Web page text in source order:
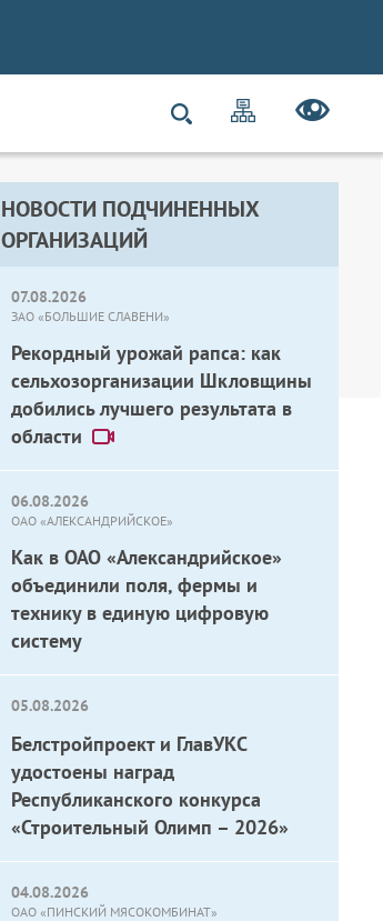
НОВОСТИ ПОДЧИНЕННЫХ
ОРГАНИЗАЦИЙ
07.08.2026
ЗАО «БОЛЬШИЕ СЛАВЕНИ»
Рекордный урожай рапса: как
сельхозорганизации Шкловщины
добились лучшего результата в
области
06.08.2026
ОАО «АЛЕКСАНДРИЙСКОЕ»
Как в ОАО «Александрийское»
объединили поля, фермы и
технику в единую цифровую
систему
05.08.2026
Белстройпроект и ГлавУКС
удостоены наград
Республиканского конкурса
«Строительный Олимп – 2026»
04.08.2026
ОАО «ПИНСКИЙ МЯСОКОМБИНАТ»